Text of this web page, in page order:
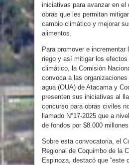
iniciativas para avanzar en el
obras que les permitan
cambio climático y mejorar
alimentos.
Para promover e incrementar
riego y así mitigar los efectos
climático, la Comisión
convoca a las
agua (OUA) de Atacama y
presenten sus iniciativas al
concurso para obras civiles
llamado N°17-2025 que a
de fondos por $8.000
Sobre esta convocatoria, el
Regional de Coquimbo de la
Espinoza, destacó que “este